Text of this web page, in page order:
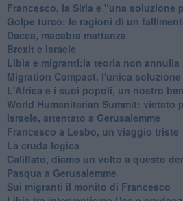
Francesco, la Siria e "una soluzione
Golpe turco: le ragioni di un
Dacca, macabra mattanza
Brexit e Israele
Libia e migranti:la teoria non annulla
Migration Compact, l'unica soluzione
L'Africa e i suoi popoli, un nostro
World Humanitarian Summit: vietato
Israele, attentato a Gerusalemme
Francesco a Lesbo, un viaggio triste
La cruda logica
Califfato, diamo un volto a questo
Pasqua a Gerusalemme
Sui migranti il monito di Francesco